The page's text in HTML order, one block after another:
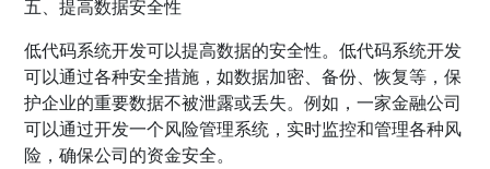
五、提高数据安全性
低代码系统开发可以提高数据的安全性。低代码系统开发
可以通过各种安全措施，如数据加密、备份、恢复等，保
护企业的重要数据不被泄露或丢失。例如，一家金融公司
可以通过开发一个风险管理系统，实时监控和管理各种风
险，确保公司的资金安全。